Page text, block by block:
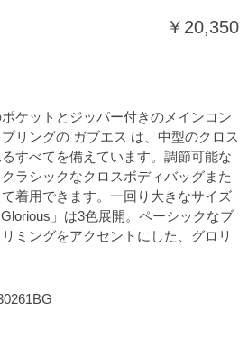
￥20,350
ケットとジッパー付きのメインコン
リングの ガブエス は、中型のクロス
すべてを備えています。調節可能な
ラシックなクロスボディバッグまた
着用できます。一回り大きなサイズ
」は3色展開。ペーシックなブ
ミングをアクセントにした、グロリ